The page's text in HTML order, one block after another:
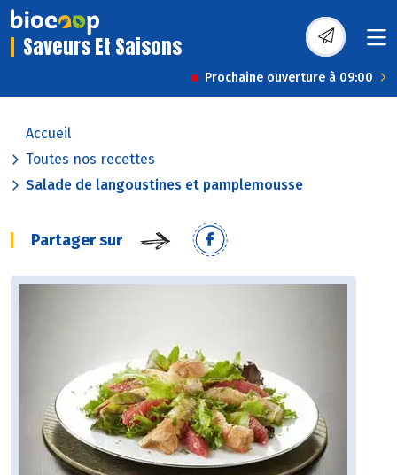
Saveurs Et Saisons
Prochaine ouverture à 09:00
Accueil
Toutes nos recettes
Salade de langoustines et pamplemousse
Partager sur